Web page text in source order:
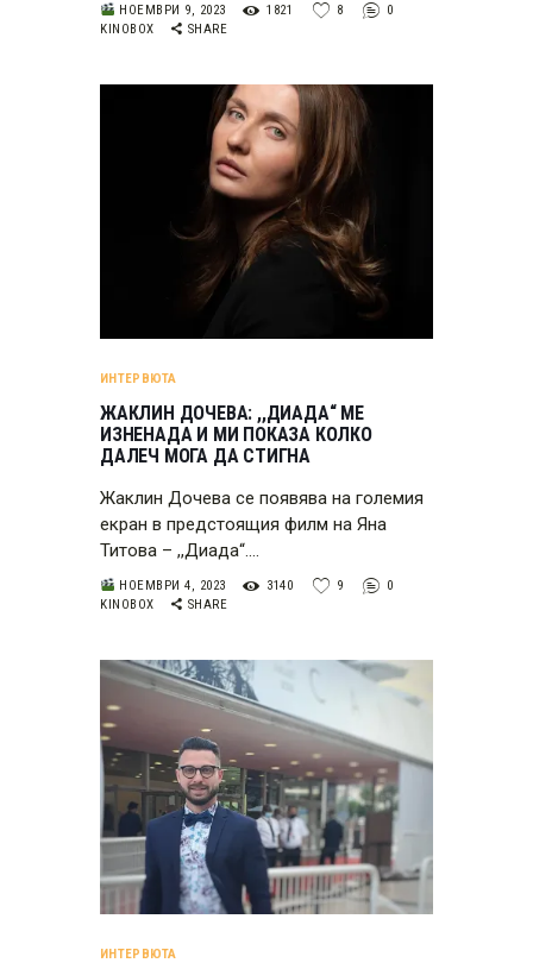
НОЕМВРИ 9, 2023 1821 8
0
KINOBOX
SHARE
ИНТЕРВЮТА
ЖАКЛИН ДОЧЕВА: ,,ДИАДА“ МE
ИЗНЕНАДА И МИ ПОКАЗА КОЛКО
ДАЛЕЧ МОГА ДА СТИГНА
Жаклин Дочева се появява на големия
екран в предстоящия филм на Яна
Титова – ,,Диада“.…
НОЕМВРИ 4, 2023 3140 9
0
KINOBOX
SHARE
ИНТЕРВЮТА